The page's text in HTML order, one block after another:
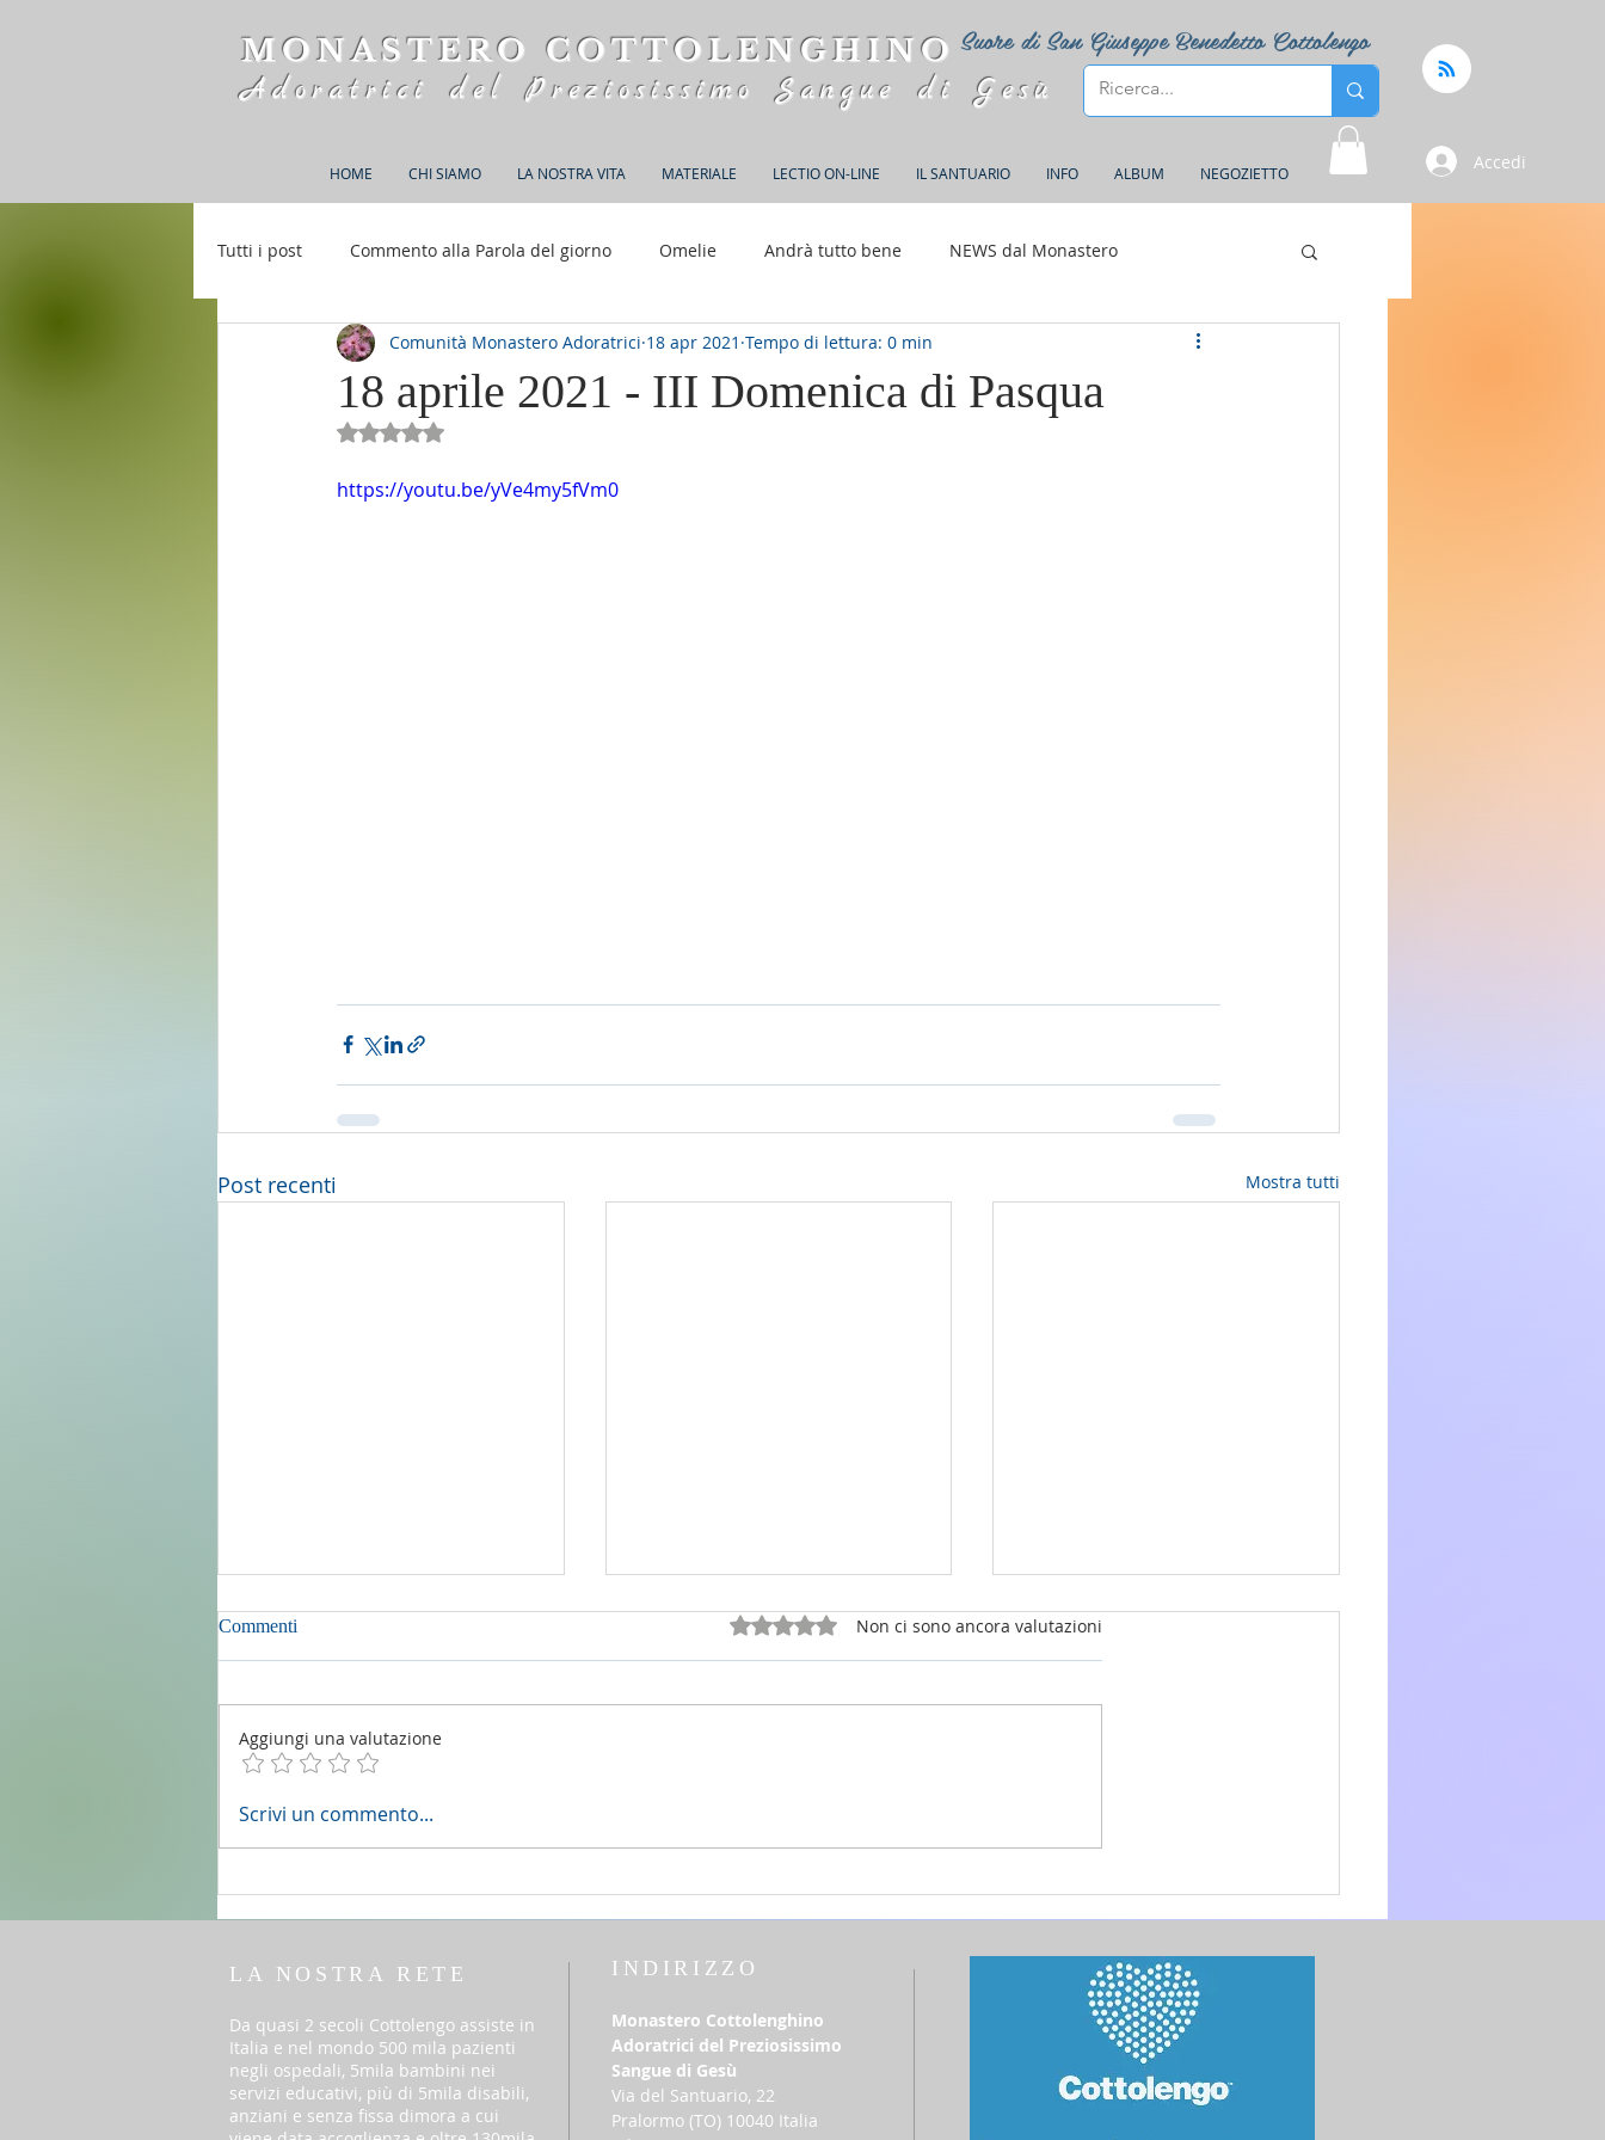
Suore di San Giuseppe Benedetto Cottolengo
MONASTERO COTTOLENGHINO
Adoratrici del Preziosissimo Sangue di Gesù
HOME CHI SIAMO LA NOSTRA VITA MATERIALE LECTIO ON-LINE IL SANTUARIO INFO ALBUM NEGOZIETTO
Accedi
Tutti i post Commento alla Parola del giorno Omelie Andrà tutto bene NEWS dal Monastero
Rifugio S. M. della Bellezza 150 anni di Adorazione
18 aprile 2021 - III Domenica di Pasqua
Comunità Monastero Adoratrici 18 apr 2021 Tempo di lettura: 0 min
Valutazione NaN stelle su 5.
https://youtu.be/yVe4my5fVm0
Post recenti Mostra tutti
2 agosto 2026 - 18a Domenica
Commenti Valutazione 0 stelle su 5.Non ci sono ancora valutazioni
Aggiungi una valutazione
Scrivi un commento...
LA NOSTRA RETE
Da quasi 2 secoli Cottolengo assiste in
Italia e nel mondo 500 mila pazienti
negli ospedali, 5mila bambini nei
servizi educativi, più di 5mila disabili,
anziani e senza fissa dimora a cui
INDIRIZZO
Monastero Cottolenghino
Adoratrici del Preziosissimo
Sangue di Gesù
Via del Santuario, 22
​Pralormo (TO) 10040 Italia